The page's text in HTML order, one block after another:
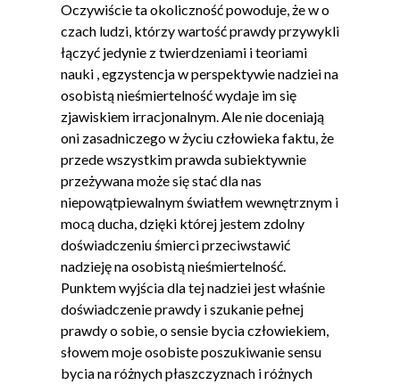
Oczywiście ta okoliczność powoduje, że w o
czach ludzi, którzy wartość prawdy przywykli
łączyć jedynie z twierdzeniami i teoriami
nauki , egzystencja w perspektywie nadziei na
osobistą nieśmiertelność wydaje im się
zjawiskiem irracjonalnym. Ale nie doceniają
oni zasadniczego w życiu człowieka faktu, że
przede wszystkim prawda subiektywnie
przeżywana może się stać dla nas
niepowątpiewalnym światłem wewnętrznym i
mocą ducha, dzięki której jestem zdolny
doświadczeniu śmierci przeciwstawić
nadzieję na osobistą nieśmiertelność.
Punktem wyjścia dla tej nadziei jest właśnie
doświadczenie prawdy i szukanie pełnej
prawdy o sobie, o sensie bycia człowiekiem,
słowem moje osobiste poszukiwanie sensu
bycia na różnych płaszczyznach i różnych